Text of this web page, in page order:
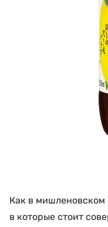
Как в мишленовском
в которые стоит